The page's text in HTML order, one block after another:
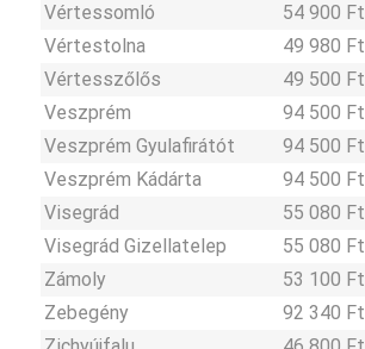
Vértessomló
54 900 Ft
Vértestolna
49 980 Ft
Vértesszőlős
49 500 Ft
Veszprém
94 500 Ft
Veszprém Gyulafirátót
94 500 Ft
Veszprém Kádárta
94 500 Ft
Visegrád
55 080 Ft
Visegrád Gizellatelep
55 080 Ft
Zámoly
53 100 Ft
Zebegény
92 340 Ft